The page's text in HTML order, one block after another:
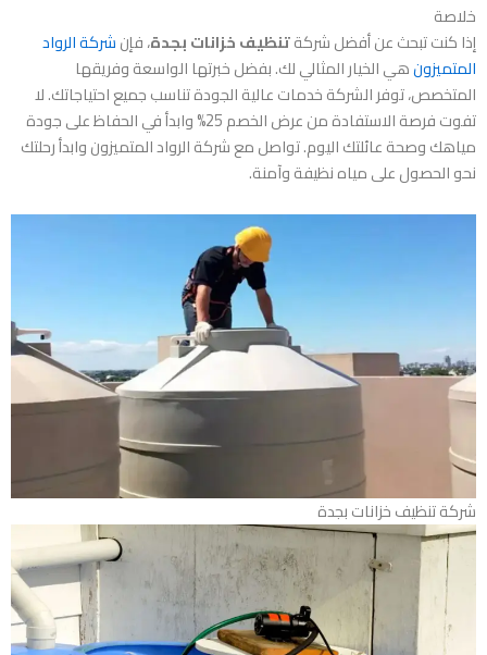
خلاصة
إذا كنت تبحث عن أفضل شركةتنظيف خزانات بجدة، فإنشركة الرواد
المتميزونهي الخيار المثالي لك. بفضل خبرتها الواسعة وفريقها
المتخصص، توفر الشركة خدمات عالية الجودة تناسب جميع احتياجاتك. لا
تفوت فرصة الاستفادة من عرض الخصم 25% وابدأ في الحفاظ على جودة
مياهك وصحة عائلتك اليوم. تواصل مع شركة الرواد المتميزون وابدأ رحلتك
نحو الحصول على مياه نظيفة وآمنة.
شركة تنظيف خزانات بجدة